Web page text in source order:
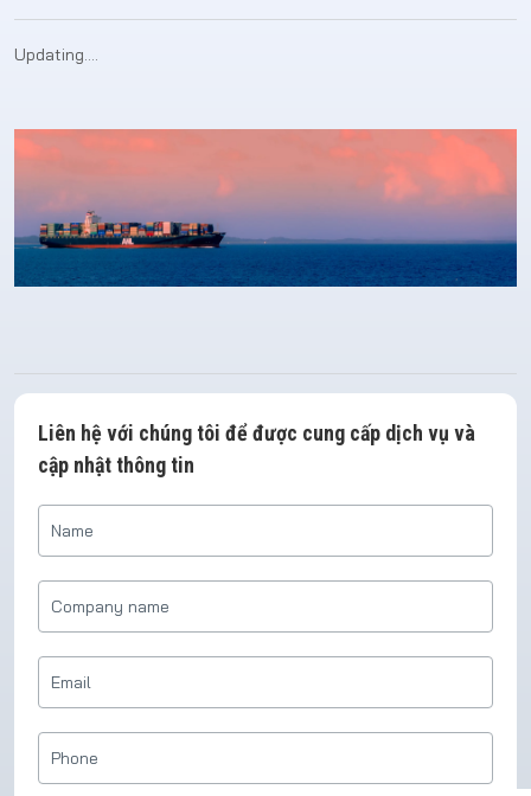
Updating….
Liên hệ với chúng tôi để được cung cấp dịch vụ và
cập nhật thông tin